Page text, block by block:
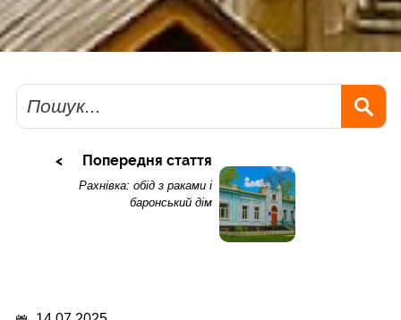
Пошук
Попередня стаття
Рахнівка: обід з раками і
баронський дім